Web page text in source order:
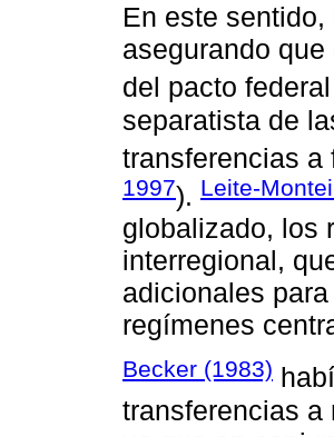
En este
asegurando
del pacto
separatista de
transferencias a
1997). Leite-
globalizado, los
interregional,
adicionales
regímenes
Becker (1983)
transferencias a